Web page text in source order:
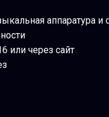
аппаратура
или через сайт